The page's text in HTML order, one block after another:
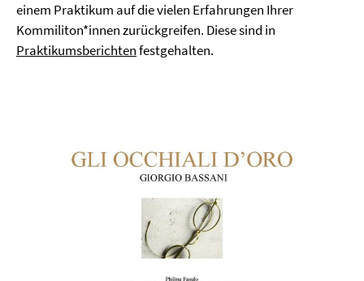
einem Praktikum auf die vielen Erfahrungen Ihrer
Kommiliton*innen zurückgreifen. Diese sind in
Praktikumsberichtenfestgehalten.